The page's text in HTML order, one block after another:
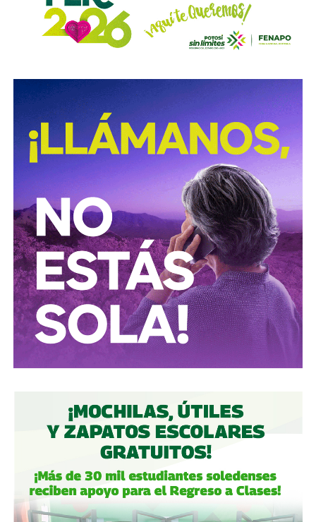
obligaciones alimentarias.
Para estas conductas se contempla una sanción de seis
meses a tres años de prisión, además de una sanción
Medida y Actualización (UMA).
La iniciativa fue turnada a la Comisión Primera de Justicia
para su análisis y dictamen correspondiente.
También lee:
Cuauhtli Badillo pide a alcaldes denunciar
movimientos ligados al huachicol